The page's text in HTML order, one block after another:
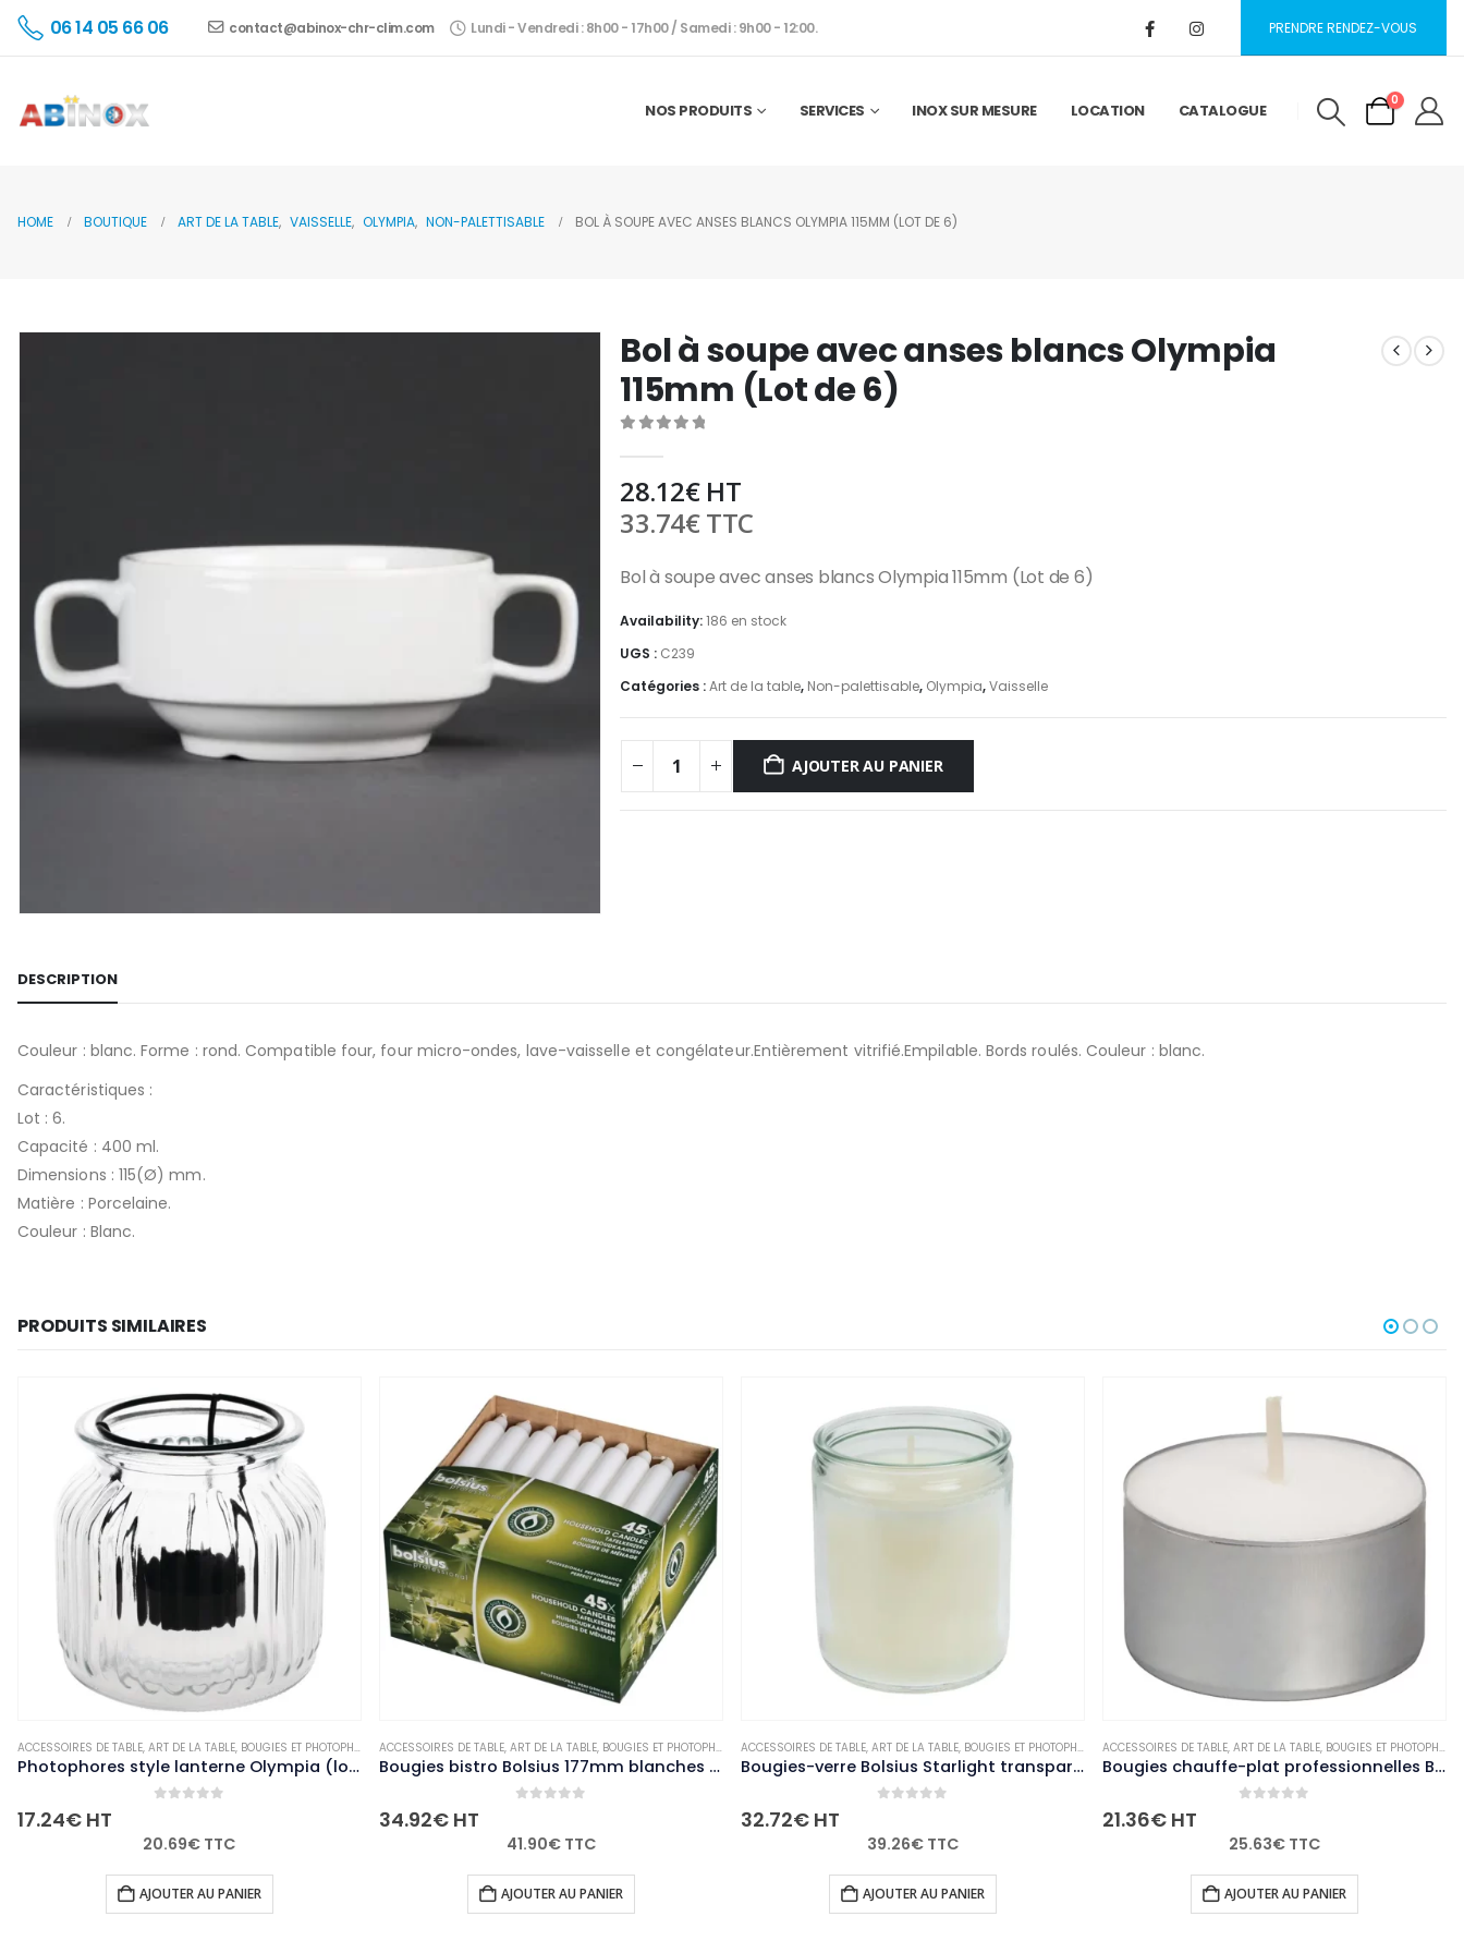
06 14 05 66 06 contact@abinox-chr-clim.com Lundi - Vendredi : 8h00 - 17h00 / Samedi : 9h00 - 12:00. PRENDRE RENDEZ-VOUS
NOS PRODUITS SERVICES INOX SUR MESURE LOCATION CATALOGUE
0
HOME BOUTIQUE ART DE LA TABLE, VAISSELLE, OLYMPIA, NON-PALETTISABLE BOL À SOUPE AVEC ANSES BLANCS OLYMPIA 115MM (LOT DE 6)
Bol à soupe avec anses blancs Olympia
115mm (Lot de 6)
28.12€HT
33.74€TTC
Bol à soupe avec anses blancs Olympia 115mm (Lot de 6)
Availability:186 en stock
UGS : C239
Catégories :Art de la table, Non-palettisable, Olympia,Vaisselle
AJOUTER AU PANIER
DESCRIPTION
Couleur : blanc. Forme : rond. Compatible four, four micro-ondes, lave-vaisselle et congélateur.Entièrement vitrifié.Empilable. Bords roulés. Couleur : blanc.
Caractéristiques :
Lot : 6.
Capacité : 400 ml.
Dimensions : 115(Ø) mm.
Matière : Porcelaine.
Couleur : Blanc.
PRODUITS SIMILAIRES
ET PHOTOPHORES ,NON-PALETTISABLE
Photophores style lanterne Olympia (lot de 6)
ACCESSOIRES DE TABLE,ART DE LA TABLE,BOUGIES ET PHOTOPHORES ,NON-PALETTISABLE
Bougies bistro Bolsius 177mm blanches (Lot de 45)
AJOUTER AU PANIER
ACCESSOIRES DE TABLE,ART DE LA TABLE,BOUGIES ET PHOTOPHORES ,NON-PALETTISABLE
Bougies-verre Bolsius Starlight transparentes (lot de 8)
AJOUTER AU PANIER
ACCESSOIRES DE TABLE,ART DE LA TABLE,BOUGIES ET PHOTOPHORES ,NON-PALETTISABLE
Bougies chauffe-plat professionnelles Bolsius 8 heures (lot de 90)
AJOUTER AU PANIER
ACCESSOIRES DE TABLE,ART DE LA TABLE,
AJOUTER AU PANIER